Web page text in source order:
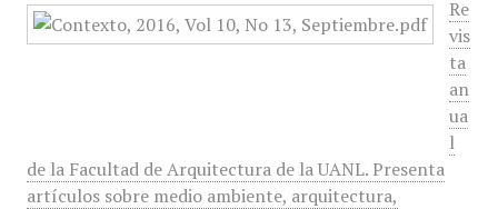
Re
vis
ta
an
ua
l
de la Facultad de Arquitectura de la UANL. Presenta
artículos sobre medio ambiente, arquitectura,